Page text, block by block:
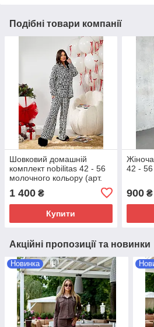
Подібні товари компанії
Шовковий домашній
комплект nobilitas 42 - 56
молочного кольору (арт.
1 400 ₴
Купити
42 - 56
900₴
Акційні пропозиції та новинки
Новинка